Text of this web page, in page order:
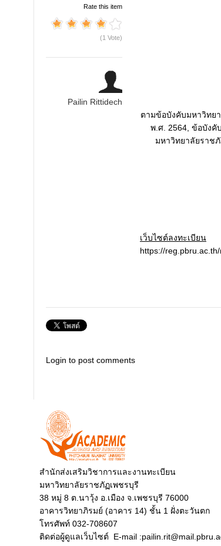
Rate this item
(1 Vote)
Pailin Rittidech
ตามข้อบังคับมหาวิทย
พ.ศ. 2564, ข้อบังคั
มหาวิทยาลัยราช
เว็บไซต์ลงทะเบียน
https://
Login to post comments
สำนักส่งเสริมวิชาการและงานทะเบียน
มหาวิทยาลัยราชภัฏเพชรบุรี
38 หมู่ 8 ต.นาวุ้ง อ.เมือง จ.เพชรบุรี 76000
อาคารวิทยาภิรมย์ (อาคาร 14) ชั้น 1 ฝั่งตะวันตก
โทรศัพท์ 032-708607
ติดต่อผู้ดูแลเว็บไซต์ E-mail